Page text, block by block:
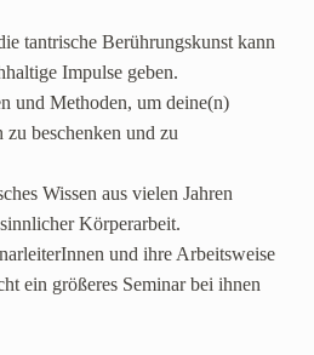
tantrische Berührungskunst kann
Impulse geben.
und Methoden, um deine(n)
beschenken und zu
Wissen aus vielen Jahren
Körperarbeit.
und ihre Arbeitsweise
ein größeres Seminar bei ihnen